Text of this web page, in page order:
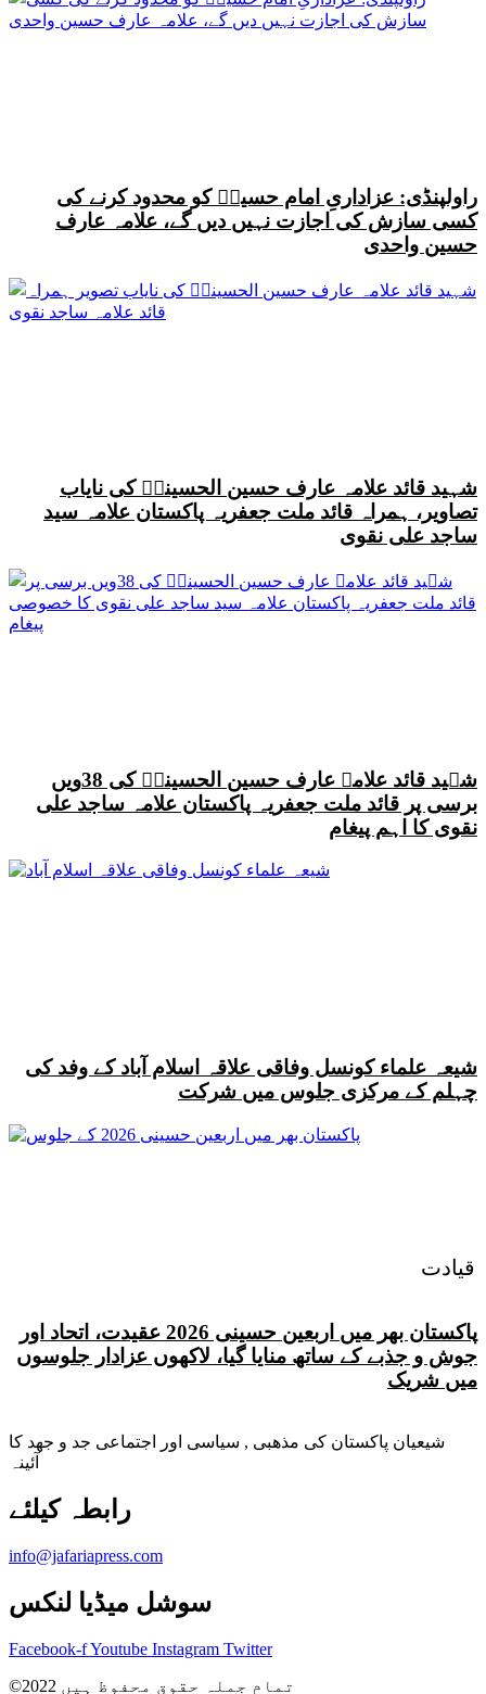
قیادت
راولپنڈی: عزاداریِ امام حسینؑ کو محدود کرنے کی
کسی سازش کی اجازت نہیں دیں گے، علامہ عارف
حسین واحدی
شہید قائد علامہ عارف حسین الحسینیؒ کی نایاب
تصاویر، ہمراہ قائد ملت جعفریہ پاکستان علامہ سید
ساجد علی نقوی
شہید قائد علامہ عارف حسین الحسینیؒ کی 38ویں
برسی پر قائد ملت جعفریہ پاکستان علامہ ساجد علی
نقوی کا اہم پیغام
شیعہ علماء کونسل وفاقی علاقہ اسلام آباد کے وفد کی
چہلم کے مرکزی جلوس میں شرکت
پاکستان بھر میں اربعین حسینی 2026 عقیدت، اتحاد اور
جوش و جذبے کے ساتھ منایا گیا، لاکھوں عزادار جلوسوں
میں شریک
شیعیان پاکستان کی مذهبی , سیاسی اور اجتماعی جد و جهد کا
آئینہ
info@jafariapress.com​
سوشل میڈیا لنکس
Facebook-fYoutube Instagram Twitter
©2022 تمام جملہ حقوق محفوظ ہیں